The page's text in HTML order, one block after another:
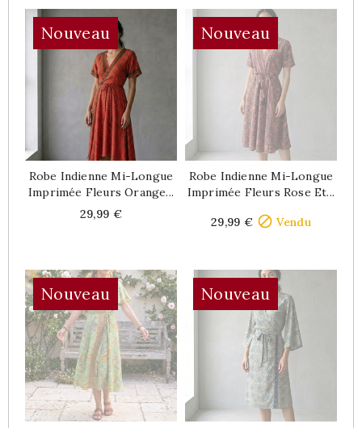
Nouveau
Robe Indienne Mi-Longue
Imprimée Fleurs Orange...
Price
29,99 €
Nouveau
Robe Indienne Mi-Longue
Imprimée Fleurs Rose Et...
29,99 €  Vendu
Nouveau Nouveau